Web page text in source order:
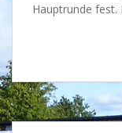
Hauptrunde fest.